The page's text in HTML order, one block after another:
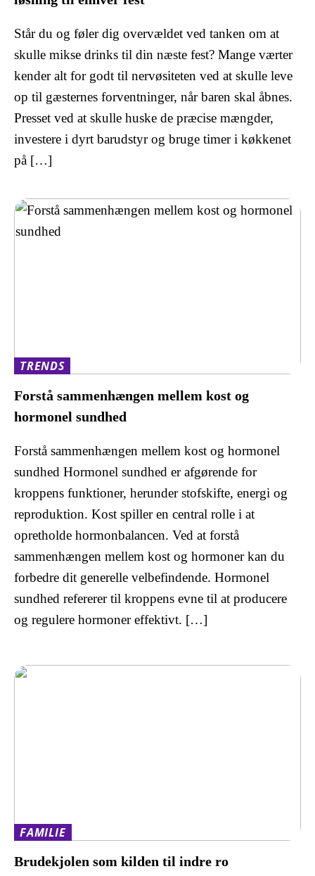
Står du og føler dig overvældet ved tanken om at
skulle mikse drinks til din næste fest? Mange værter
kender alt for godt til nervøsiteten ved at skulle leve
op til gæsternes forventninger, når baren skal åbnes.
Presset ved at skulle huske de præcise mængder,
investere i dyrt barudstyr og bruge timer i køkkenet
på […]
TRENDS
Forstå sammenhængen mellem kost og
hormonel sundhed
Forstå sammenhængen mellem kost og hormonel
sundhed Hormonel sundhed er afgørende for
kroppens funktioner, herunder stofskifte, energi og
reproduktion. Kost spiller en central rolle i at
opretholde hormonbalancen. Ved at forstå
sammenhængen mellem kost og hormoner kan du
forbedre dit generelle velbefindende. Hormonel
sundhed refererer til kroppens evne til at producere
og regulere hormoner effektivt. […]
FAMILIE
Brudekjolen som kilden til indre ro